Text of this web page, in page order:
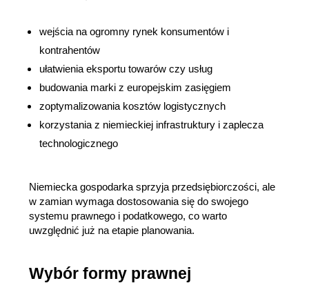
wejścia na ogromny rynek konsumentów i
kontrahentów
ułatwienia eksportu towarów czy usług
budowania marki z europejskim zasięgiem
zoptymalizowania kosztów logistycznych
korzystania z niemieckiej infrastruktury i zaplecza
technologicznego
Niemiecka gospodarka sprzyja przedsiębiorczości, ale
w zamian wymaga dostosowania się do swojego
systemu prawnego i podatkowego, co warto
uwzględnić już na etapie planowania.
Wybór formy prawnej